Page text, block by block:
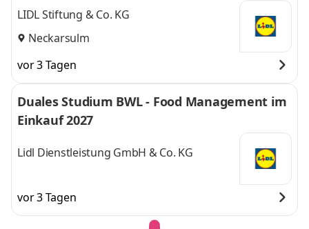
LIDL Stiftung & Co. KG
Neckarsulm
vor 3 Tagen
Duales Studium BWL - Food Management im
Einkauf 2027
Lidl Dienstleistung GmbH & Co. KG
vor 3 Tagen